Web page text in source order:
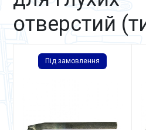
отверстий
Під замовлення